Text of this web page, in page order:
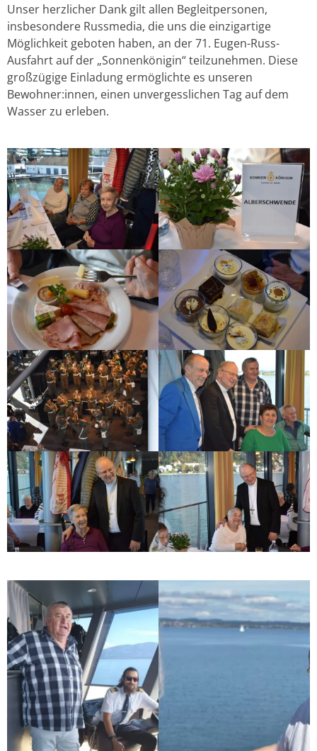
Unser herzlicher Dank gilt allen Begleitpersonen,
insbesondere Russmedia, die uns die einzigartige
Möglichkeit geboten haben, an der 71. Eugen-Russ-
Ausfahrt auf der „Sonnenkönigin“ teilzunehmen. Diese
großzügige Einladung ermöglichte es unseren
Bewohner:innen, einen unvergesslichen Tag auf dem
Wasser zu erleben.